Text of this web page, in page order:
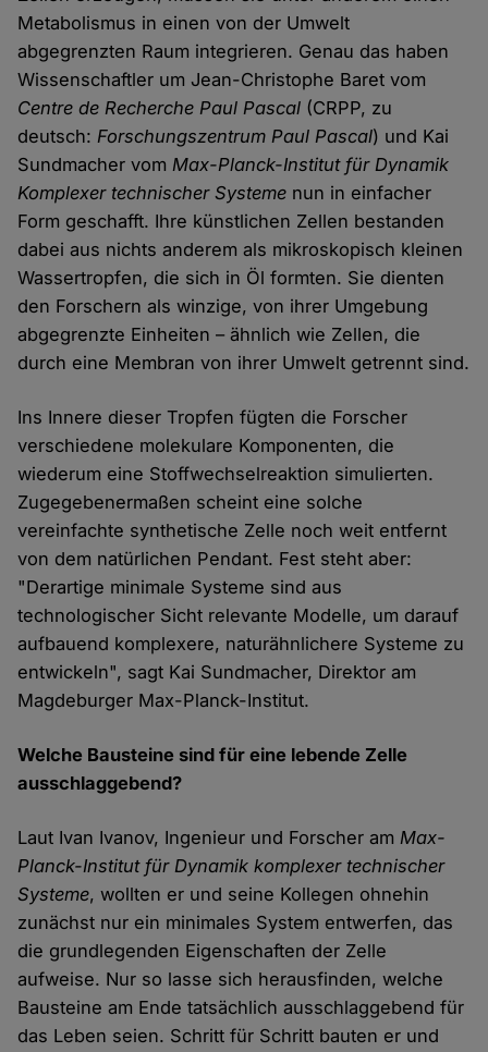
Metabolismus in einen von der Umwelt
abgegrenzten Raum integrieren. Genau das haben
Wissenschaftler um Jean-Christophe Baret vom
Centre de Recherche Paul Pascal (CRPP, zu
deutsch:Forschungszentrum Paul Pascal) und Kai
Sundmacher vomMax-Planck-Institut für Dynamik
Komplexer technischer Systeme nun in einfacher
Form geschafft. Ihre künstlichen Zellen bestanden
dabei aus nichts anderem als mikroskopisch kleinen
Wassertropfen, die sich in Öl formten. Sie dienten
den Forschern als winzige, von ihrer Umgebung
abgegrenzte Einheiten – ähnlich wie Zellen, die
durch eine Membran von ihrer Umwelt getrennt sind.
Ins Innere dieser Tropfen fügten die Forscher
verschiedene molekulare Komponenten, die
wiederum eine Stoffwechselreaktion simulierten.
Zugegebenermaßen scheint eine solche
vereinfachte synthetische Zelle noch weit entfernt
von dem natürlichen Pendant. Fest steht aber:
"Derartige minimale Systeme sind aus
technologischer Sicht relevante Modelle, um darauf
aufbauend komplexere, naturähnlichere Systeme zu
entwickeln", sagt Kai Sundmacher, Direktor am
Magdeburger Max-Planck-Institut.
Welche Bausteine sind für eine lebende Zelle
ausschlaggebend?
Laut Ivan Ivanov, Ingenieur und Forscher amMax-
Planck-Institut für Dynamik komplexer technischer
Systeme, wollten er und seine Kollegen ohnehin
zunächst nur ein minimales System entwerfen, das
die grundlegenden Eigenschaften der Zelle
aufweise. Nur so lasse sich herausfinden, welche
Bausteine am Ende tatsächlich ausschlaggebend für
das Leben seien. Schritt für Schritt bauten er und